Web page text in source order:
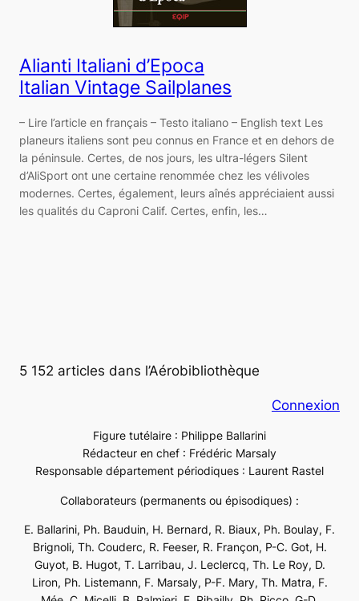
Alianti Italiani d’Epoca
Italian Vintage Sailplanes
– Lire l’article en français – Testo italiano – English text Les
planeurs italiens sont peu connus en France et en dehors de
la péninsule. Certes, de nos jours, les ultra-légers Silent
d’AliSport ont une certaine renommée chez les vélivoles
modernes. Certes, également, leurs aînés appréciaient aussi
les qualités du Caproni Calif. Certes, enfin, les…
5 152 articles dans l’Aérobibliothèque
Connexion
Figure tutélaire : Philippe Ballarini
Rédacteur en chef : Frédéric Marsaly
Responsable département périodiques : Laurent Rastel
Collaborateurs (permanents ou épisodiques) :
E. Ballarini, Ph. Bauduin, H. Bernard, R. Biaux, Ph. Boulay, F.
Brignoli, Th. Couderc, R. Feeser, R. Françon, P-C. Got, H.
Guyot, B. Hugot, T. Larribau, J. Leclercq, Th. Le Roy, D.
Liron, Ph. Listemann, F. Marsaly, P-F. Mary, Th. Matra, F.